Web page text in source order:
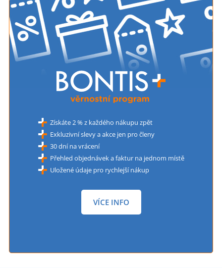
Získáte 2 % z každého nákupu zpět
Exkluzivní slevy a akce jen pro členy
30 dní na vrácení
Přehled objednávek a faktur na jednom místě
Uložené údaje pro rychlejší nákup
VÍCE INFO